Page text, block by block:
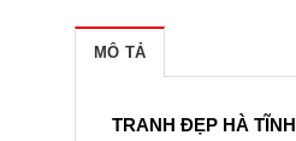
MÔ TẢ
TRANH ĐẸP HÀ TĨNH